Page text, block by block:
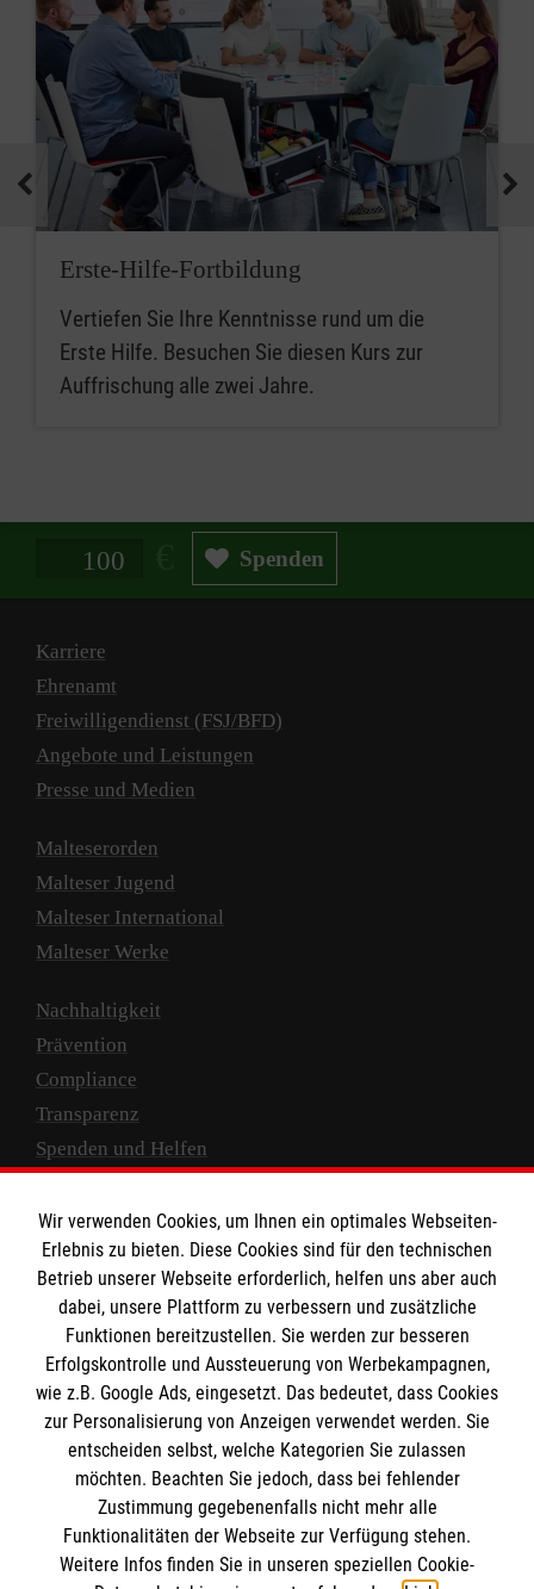
Erste-Hilfe-Fortbildung
Vertiefen Sie Ihre Kenntnisse rund um die
Erste Hilfe. Besuchen Sie diesen Kurs zur
Auffrischung alle zwei Jahre.
Spendenbetrag in Euro Spenden
Karriere
Ehrenamt
Freiwilligendienst (FSJ/BFD)
Angebote und Leistungen
Presse und Medien
Malteserorden
Malteser Jugend
Malteser International
Malteser Werke
Nachhaltigkeit
Prävention
Compliance
Transparenz
Spenden und Helfen
Empfänger: Malteser Hilfsdienst e.V.
IBAN: DE10 3706 0120 1201 2000 12
BIC: GENODED 1PA7
Newsletter abonnieren
Wir verwenden Cookies, um Ihnen ein optimales Webseiten-
Erlebnis zu bieten. Diese Cookies sind für den technischen
Betrieb unserer Webseite erforderlich, helfen uns aber auch
dabei, unsere Plattform zu verbessern und zusätzliche
Funktionen bereitzustellen. Sie werden zur besseren
Erfolgskontrolle und Aussteuerung von Werbekampagnen,
wie z.B. Google Ads, eingesetzt. Das bedeutet, dass Cookies
zur Personalisierung von Anzeigen verwendet werden. Sie
entscheiden selbst, welche Kategorien Sie zulassen
möchten. Beachten Sie jedoch, dass bei fehlender
Zustimmung gegebenenfalls nicht mehr alle
Funktionalitäten der Webseite zur Verfügung stehen.
Weitere Infos finden Sie in unseren speziellen Cookie-